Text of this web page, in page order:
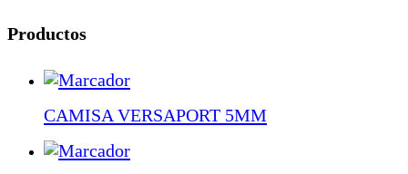
Productos
CAMISA VERSAPORT 5MM